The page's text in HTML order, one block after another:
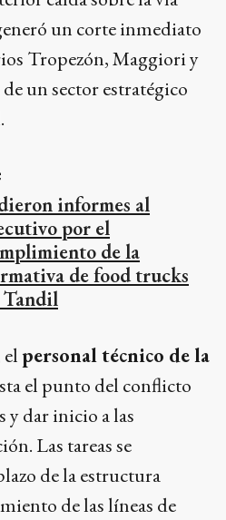
un corte inmediato
Tropezón, Maggiori y
un sector estratégico
informes al
por el
de la
de food trucks
Tandil
personal técnico de la
el punto del conflicto
y dar inicio a las
Las tareas se
de la estructura
de las líneas de